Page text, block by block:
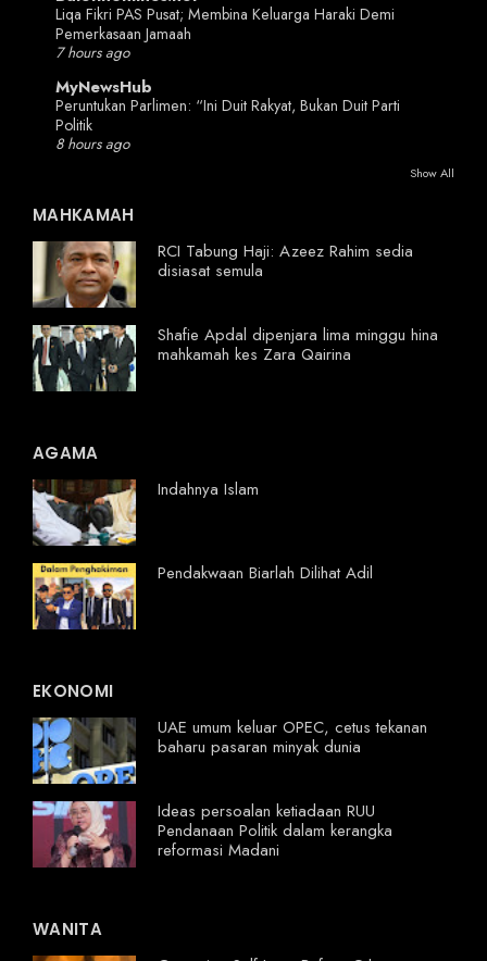
Liqa Fikri PAS Pusat; Membina Keluarga Haraki Demi
Pemerkasaan Jamaah
7 hours ago
MyNewsHub
Peruntukan Parlimen: “Ini Duit Rakyat, Bukan Duit Parti
Politik
8 hours ago
Show All
MAHKAMAH
RCI Tabung Haji: Azeez Rahim sedia
disiasat semula
Shafie Apdal dipenjara lima minggu hina
mahkamah kes Zara Qairina
AGAMA
Indahnya Islam
Pendakwaan Biarlah Dilihat Adil
EKONOMI
UAE umum keluar OPEC, cetus tekanan
baharu pasaran minyak dunia
Ideas persoalan ketiadaan RUU
Pendanaan Politik dalam kerangka
reformasi Madani
WANITA